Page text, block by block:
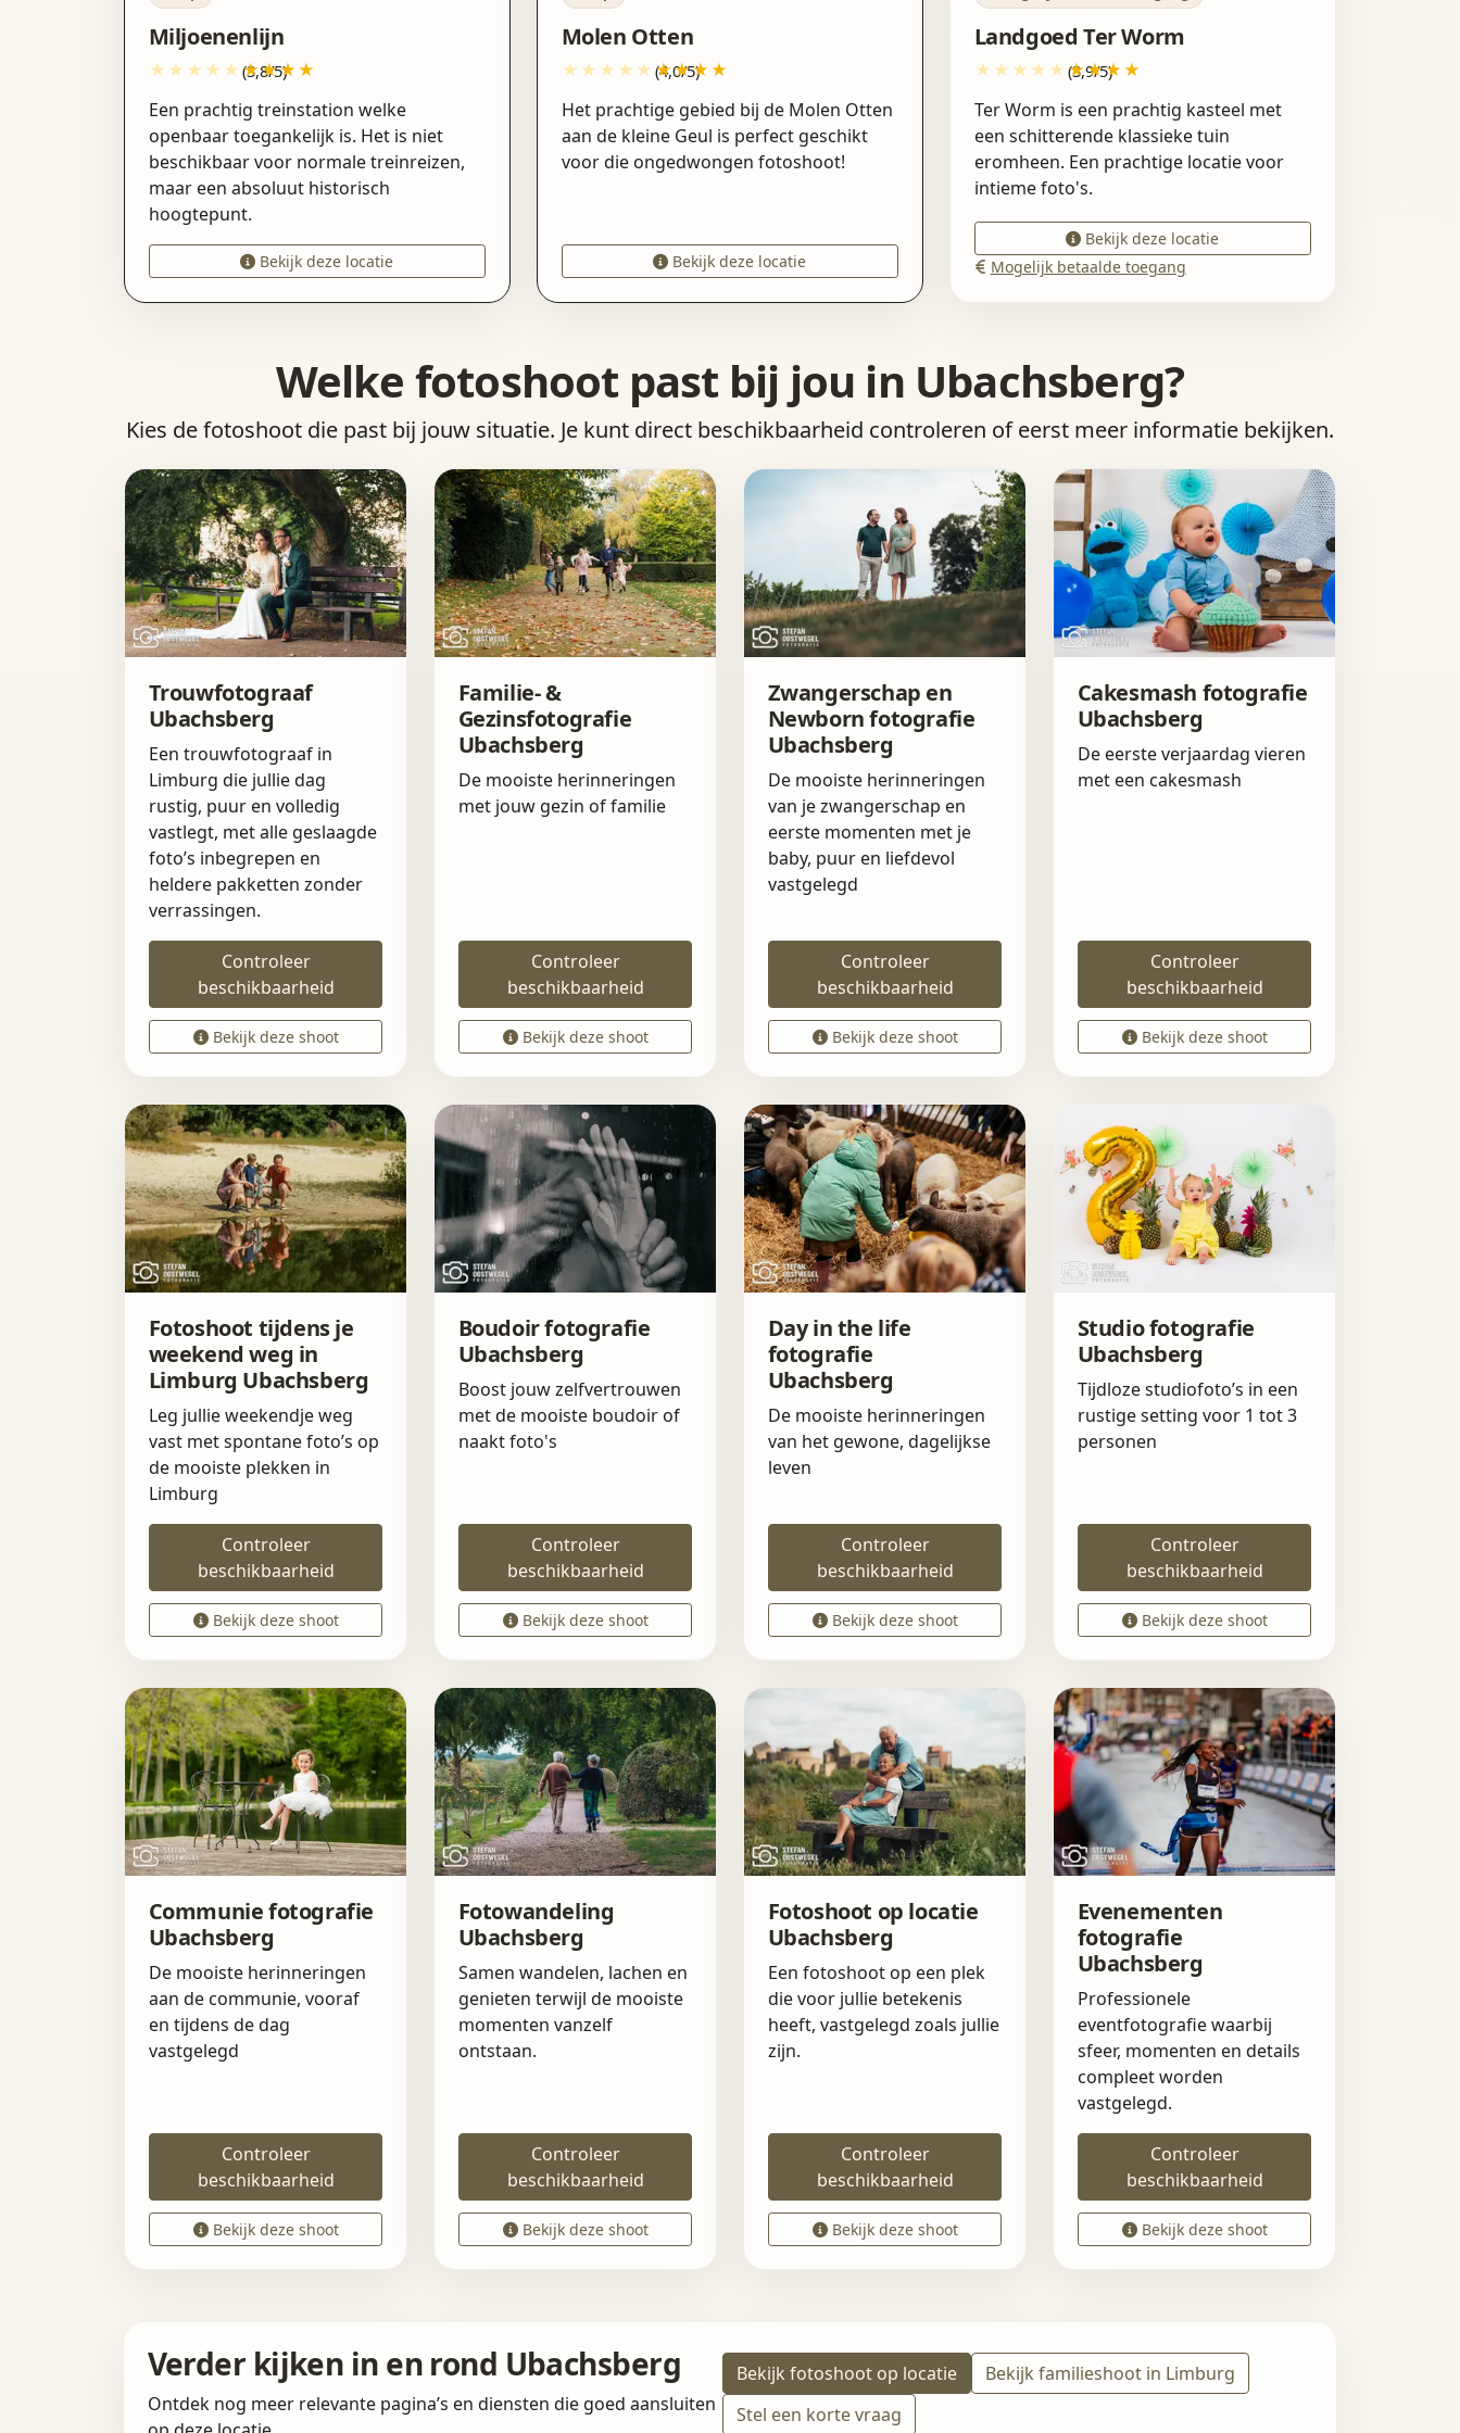
Miljoenenlijn
(3,8/5)
Een prachtig treinstation welke
openbaar toegankelijk is. Het is niet
beschikbaar voor normale treinreizen,
maar een absoluut historisch
hoogtepunt.
Bekijk deze locatie
Molen Otten
(4,0/5)
Het prachtige gebied bij de Molen Otten
aan de kleine Geul is perfect geschikt
voor die ongedwongen fotoshoot!
Bekijk deze locatie
Landgoed Ter Worm
(3,9/5)
Ter Worm is een prachtig kasteel met
een schitterende klassieke tuin
eromheen. Een prachtige locatie voor
intieme foto's.
Bekijk deze locatie
Mogelijk betaalde toegang
Welke fotoshoot past bij jou in Ubachsberg?
Kies de fotoshoot die past bij jouw situatie. Je kunt direct beschikbaarheid controleren of eerst meer informatie bekijken.
Trouwfotograaf
Ubachsberg
Een trouwfotograaf in
Limburg die jullie dag
rustig, puur en volledig
vastlegt, met alle geslaagde
foto’s inbegrepen en
heldere pakketten zonder
verrassingen.
Controleer
beschikbaarheid
Bekijk deze shoot
Familie- &
Gezinsfotografie
Ubachsberg
De mooiste herinneringen
met jouw gezin of familie
Controleer
beschikbaarheid
Bekijk deze shoot
Zwangerschap en
Newborn fotografie
Ubachsberg
De mooiste herinneringen
van je zwangerschap en
eerste momenten met je
baby, puur en liefdevol
vastgelegd
Controleer
beschikbaarheid
Bekijk deze shoot
Cakesmash fotografie
Ubachsberg
De eerste verjaardag vieren
met een cakesmash
Controleer
beschikbaarheid
Bekijk deze shoot
Fotoshoot tijdens je
weekend weg in
Limburg Ubachsberg
Leg jullie weekendje weg
vast met spontane foto’s op
de mooiste plekken in
Limburg
Controleer
beschikbaarheid
Bekijk deze shoot
Boudoir fotografie
Ubachsberg
Boost jouw zelfvertrouwen
met de mooiste boudoir of
naakt foto's
Controleer
beschikbaarheid
Bekijk deze shoot
Day in the life
fotografie
Ubachsberg
De mooiste herinneringen
van het gewone, dagelijkse
leven
Controleer
beschikbaarheid
Bekijk deze shoot
Studio fotografie
Ubachsberg
Tijdloze studiofoto’s in een
rustige setting voor 1 tot 3
personen
Controleer
beschikbaarheid
Bekijk deze shoot
Communie fotografie
Ubachsberg
De mooiste herinneringen
aan de communie, vooraf
en tijdens de dag
vastgelegd
Controleer
beschikbaarheid
Bekijk deze shoot
Fotowandeling
Ubachsberg
Samen wandelen, lachen en
genieten terwijl de mooiste
momenten vanzelf
ontstaan.
Controleer
beschikbaarheid
Bekijk deze shoot
Fotoshoot op locatie
Ubachsberg
Een fotoshoot op een plek
die voor jullie betekenis
heeft, vastgelegd zoals jullie
zijn.
Controleer
beschikbaarheid
Bekijk deze shoot
Evenementen
fotografie
Ubachsberg
Professionele
eventfotografie waarbij
sfeer, momenten en details
compleet worden
vastgelegd.
Controleer
beschikbaarheid
Bekijk deze shoot
Verder kijken in en rond Ubachsberg
Ontdek nog meer relevante pagina’s en diensten die goed aansluiten
Bekijk fotoshoot op locatie
Bekijk familieshoot in Limburg
Stel een korte vraag